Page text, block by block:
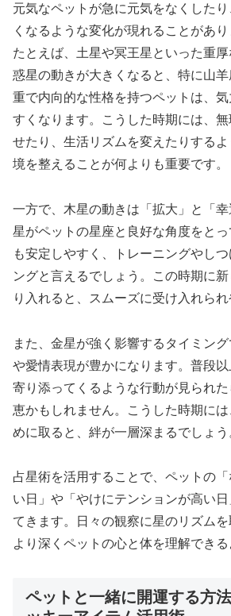
元気なペットが急に元気をなくした
くなるような変化が現れることがあり
たとえば、土星や冥王星といった重
惑星の動きが大きくなると、特に山
重で内向的な性格を持つペットは、
すくなります。こうした時期には、
せたり、生活リズムを変えたりする
境を整えることが何よりも重要です。
一方で、木星の動きは「拡大」と「
星がペットの星座と良好な角度をと
も安定しやすく、トレーニングやし
ングと言えるでしょう。この時期に
り入れると、スムーズに受け入れられ
また、金星が強く影響するタイミン
や愛情表現が豊かになります。普段以
寄り添ってくるような行動が見られ
恵かもしれません。こうした時期に
めに取ると、絆が一層深まるでしょう
占星術を活用することで、ペットの
い日」や「やけにテンションが高い
てきます。日々の観察に星のリズムを
より深くペットの心と体を理解できる
ペットと一緒に開運する方